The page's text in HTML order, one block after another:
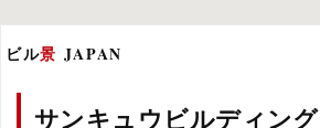
ビル景 JAPAN
サンキュウビルディング